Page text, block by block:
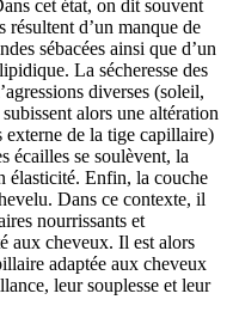
cet état, on dit souvent
d’un manque de
sébacées ainsi que d’un
La sécheresse des
diverses (soleil,
alors une altération
de la tige capillaire)
écailles se soulèvent, la
élasticité. Enfin, la couche
Dans ce contexte, il
nourrissants et
aux cheveux. Il est alors
adaptée aux cheveux
leur souplesse et leur